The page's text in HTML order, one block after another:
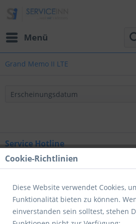
Menü
Grand Memo II LTE
Service Hotline
Shop Service
Informationen
Newsletter
Cookie-Richtlinien
Diese Website verwendet Cookies,
Funktionalität bieten zu können.
einverstanden sein solltest, stehen